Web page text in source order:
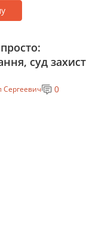
суд захист
Сергеевич
0